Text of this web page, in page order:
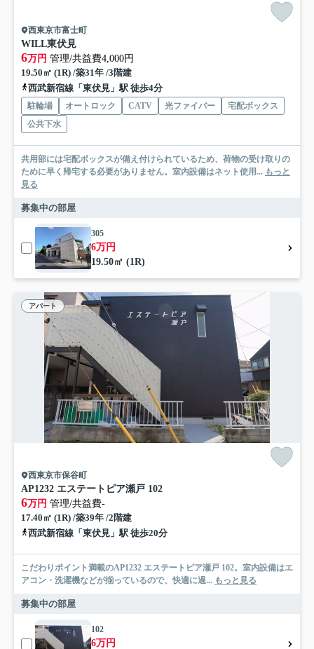
西東京市富士町
WILL東伏見
6万円 管理/共益費4,000円
19.50㎡ (1R) /築31年 /3階建
西武新宿線「東伏見」駅 徒歩4分
駐輪場 オートロック CATV 光ファイバー
宅配ボックス
公共下水
共用部には宅配ボックスが備え付けられているため、荷物の受け取りの
ために早く帰宅する必要がありません。室内設備はネット使用... もっと
見る
募集中の部屋
305
6万円
19.50㎡ (1R)
アパート
西東京市保谷町
AP1232 エステートピア瀬戸 102
6万円 管理/共益費-
17.40㎡ (1R) /築39年 /2階建
西武新宿線「東伏見」駅 徒歩20分
こだわりポイント満載のAP1232 エステートピア瀬戸 102。室内設備はエ
アコン・洗濯機などが揃っているので、快適に過... もっと見る
募集中の部屋
102
6万円